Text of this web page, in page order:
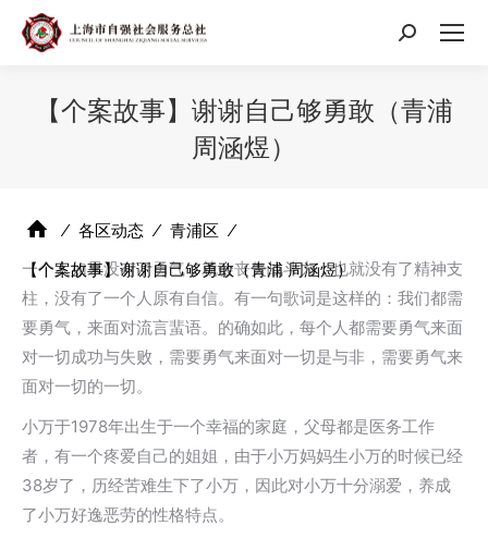
搜
【个案故事】谢谢自己够勇敢（青浦
周涵煜）
⁄ 各区动态 ⁄ 青浦区 ⁄
【个案故事】谢谢自己够勇敢（青浦 周涵煜）
一个人如果没有了勇气，就会丧失战斗力，也就没有了精神支
柱，没有了一个人原有自信。有一句歌词是这样的：我们都需
要勇气，来面对流言蜚语。的确如此，每个人都需要勇气来面
对一切成功与失败，需要勇气来面对一切是与非，需要勇气来
面对一切的一切。
小万于1978年出生于一个幸福的家庭，父母都是医务工作
者，有一个疼爱自己的姐姐，由于小万妈妈生小万的时候已经
38岁了，历经苦难生下了小万，因此对小万十分溺爱，养成
了小万好逸恶劳的性格特点。